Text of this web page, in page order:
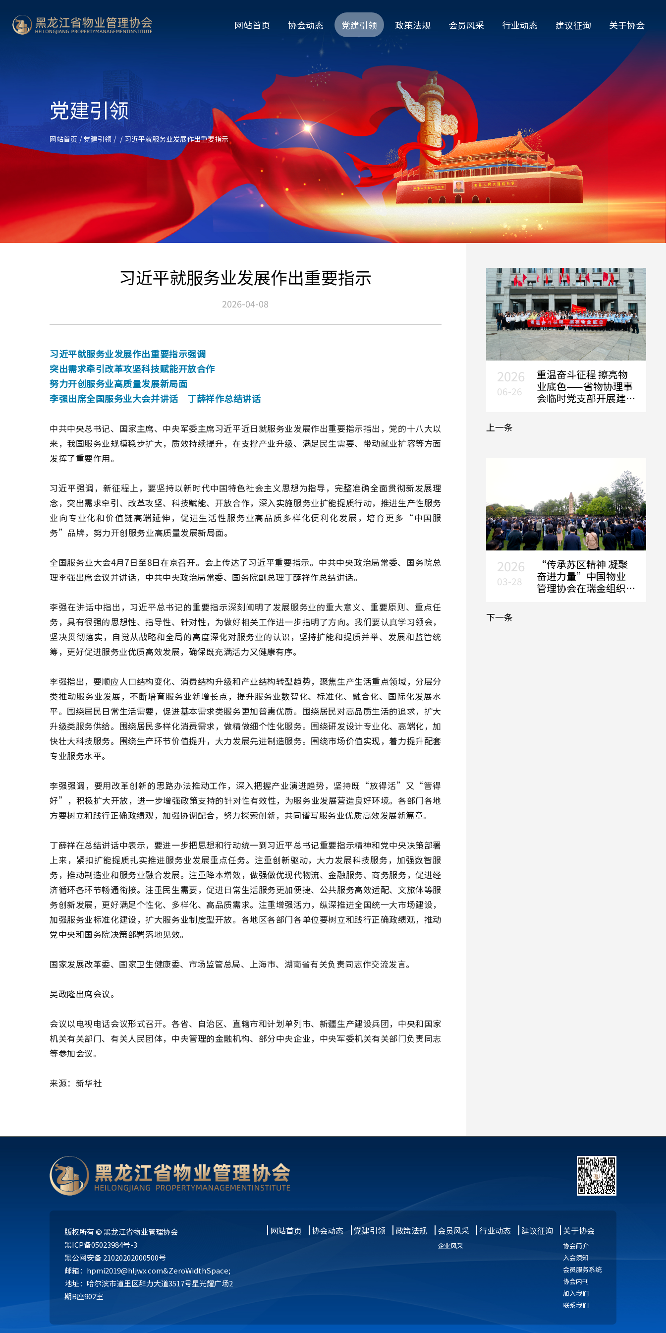
网站首页 协会动态 党建引领 政策法规 会员风采 行业动态 建议征询 关于协会
党建引领
网站首页 / 党建引领 / / 习近平就服务业发展作出重要指示
习近平就服务业发展作出重要指示
2026-04-08
习近平就服务业发展作出重要指示强调
突出需求牵引改革攻坚科技赋能开放合作
努力开创服务业高质量发展新局面
李强出席全国服务业大会并讲话 丁薛祥作总结讲话
中共中央总书记、国家主席、中央军委主席习近平近日就服务业发展作出重要指示指出，党的十八大以
来，我国服务业规模稳步扩大，质效持续提升，在支撑产业升级、满足民生需要、带动就业扩容等方面
发挥了重要作用。
习近平强调，新征程上，要坚持以新时代中国特色社会主义思想为指导，完整准确全面贯彻新发展理
念，突出需求牵引、改革攻坚、科技赋能、开放合作，深入实施服务业扩能提质行动，推进生产性服务
业向专业化和价值链高端延伸，促进生活性服务业高品质多样化便利化发展，培育更多“中国服
务”品牌，努力开创服务业高质量发展新局面。
全国服务业大会4月7日至8日在京召开。会上传达了习近平重要指示。中共中央政治局常委、国务院总
理李强出席会议并讲话，中共中央政治局常委、国务院副总理丁薛祥作总结讲话。
李强在讲话中指出，习近平总书记的重要指示深刻阐明了发展服务业的重大意义、重要原则、重点任
务，具有很强的思想性、指导性、针对性，为做好相关工作进一步指明了方向。我们要认真学习领会，
坚决贯彻落实，自觉从战略和全局的高度深化对服务业的认识，坚持扩能和提质并举、发展和监管统
筹，更好促进服务业优质高效发展，确保既充满活力又健康有序。
李强指出，要顺应人口结构变化、消费结构升级和产业结构转型趋势，聚焦生产生活重点领域，分层分
类推动服务业发展，不断培育服务业新增长点，提升服务业数智化、标准化、融合化、国际化发展水
平。围绕居民日常生活需要，促进基本需求类服务更加普惠优质。围绕居民对高品质生活的追求，扩大
升级类服务供给。围绕居民多样化消费需求，做精做细个性化服务。围绕研发设计专业化、高端化，加
快壮大科技服务。围绕生产环节价值提升，大力发展先进制造服务。围绕市场价值实现，着力提升配套
专业服务水平。
李强强调，要用改革创新的思路办法推动工作，深入把握产业演进趋势，坚持既“放得活”又“管得
好”，积极扩大开放，进一步增强政策支持的针对性有效性，为服务业发展营造良好环境。各部门各地
方要树立和践行正确政绩观，加强协调配合，努力探索创新，共同谱写服务业优质高效发展新篇章。
丁薛祥在总结讲话中表示，要进一步把思想和行动统一到习近平总书记重要指示精神和党中央决策部署
上来，紧扣扩能提质扎实推进服务业发展重点任务。注重创新驱动，大力发展科技服务，加强数智服
务，推动制造业和服务业融合发展。注重降本增效，做强做优现代物流、金融服务、商务服务，促进经
济循环各环节畅通衔接。注重民生需要，促进日常生活服务更加便捷、公共服务高效适配、文旅体等服
务创新发展，更好满足个性化、多样化、高品质需求。注重增强活力，纵深推进全国统一大市场建设，
加强服务业标准化建设，扩大服务业制度型开放。各地区各部门各单位要树立和践行正确政绩观，推动
党中央和国务院决策部署落地见效。
国家发展改革委、国家卫生健康委、市场监管总局、上海市、湖南省有关负责同志作交流发言。
吴政隆出席会议。
会议以电视电话会议形式召开。各省、自治区、直辖市和计划单列市、新疆生产建设兵团，中央和国家
机关有关部门、有关人民团体，中央管理的金融机构、部分中央企业，中央军委机关有关部门负责同志
等参加会议。
来源：新华社
2026
06-26
重温奋斗征程 擦亮物
业底色——省物协理事
会临时党支部开展建
上一条
2026
03-28
“传承苏区精神 凝聚
奋进力量”中国物业
管理协会在瑞金组织
下一条
版权所有 © 黑龙江省物业管理协会
黑ICP备05023984号-3
黑公网安备 21020202000500号
邮箱：hpmi2019@hljwx.com&ZeroWidthSpace;
地址：哈尔滨市道里区群力大道3517号星光耀广场2
期B座902室
网站首页 协会动态 党建引领 政策法规 会员风采
企业风采
行业动态 建议征询 关于协会
协会简介
入会须知
会员服务系统
协会内刊
加入我们
联系我们